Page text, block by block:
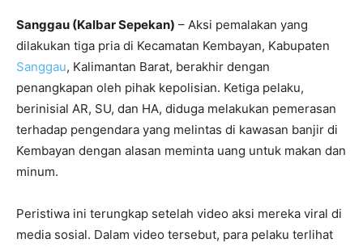
Sanggau (Kalbar Sepekan) – Aksi pemalakan yang
dilakukan tiga pria di Kecamatan Kembayan, Kabupaten
Sanggau, Kalimantan Barat, berakhir dengan
penangkapan oleh pihak kepolisian. Ketiga pelaku,
berinisial AR, SU, dan HA, diduga melakukan pemerasan
terhadap pengendara yang melintas di kawasan banjir di
Kembayan dengan alasan meminta uang untuk makan dan
minum.
Peristiwa ini terungkap setelah video aksi mereka viral di
media sosial. Dalam video tersebut, para pelaku terlihat